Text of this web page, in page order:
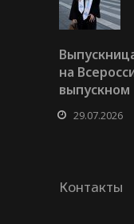
на
выпускном
29.07.2026
Контакты